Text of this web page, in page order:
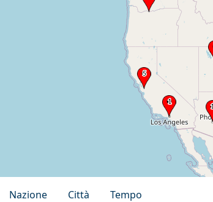
Nazione Città
Tempo